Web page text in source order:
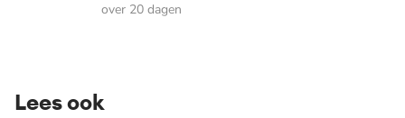
over 20 dagen
Lees ook